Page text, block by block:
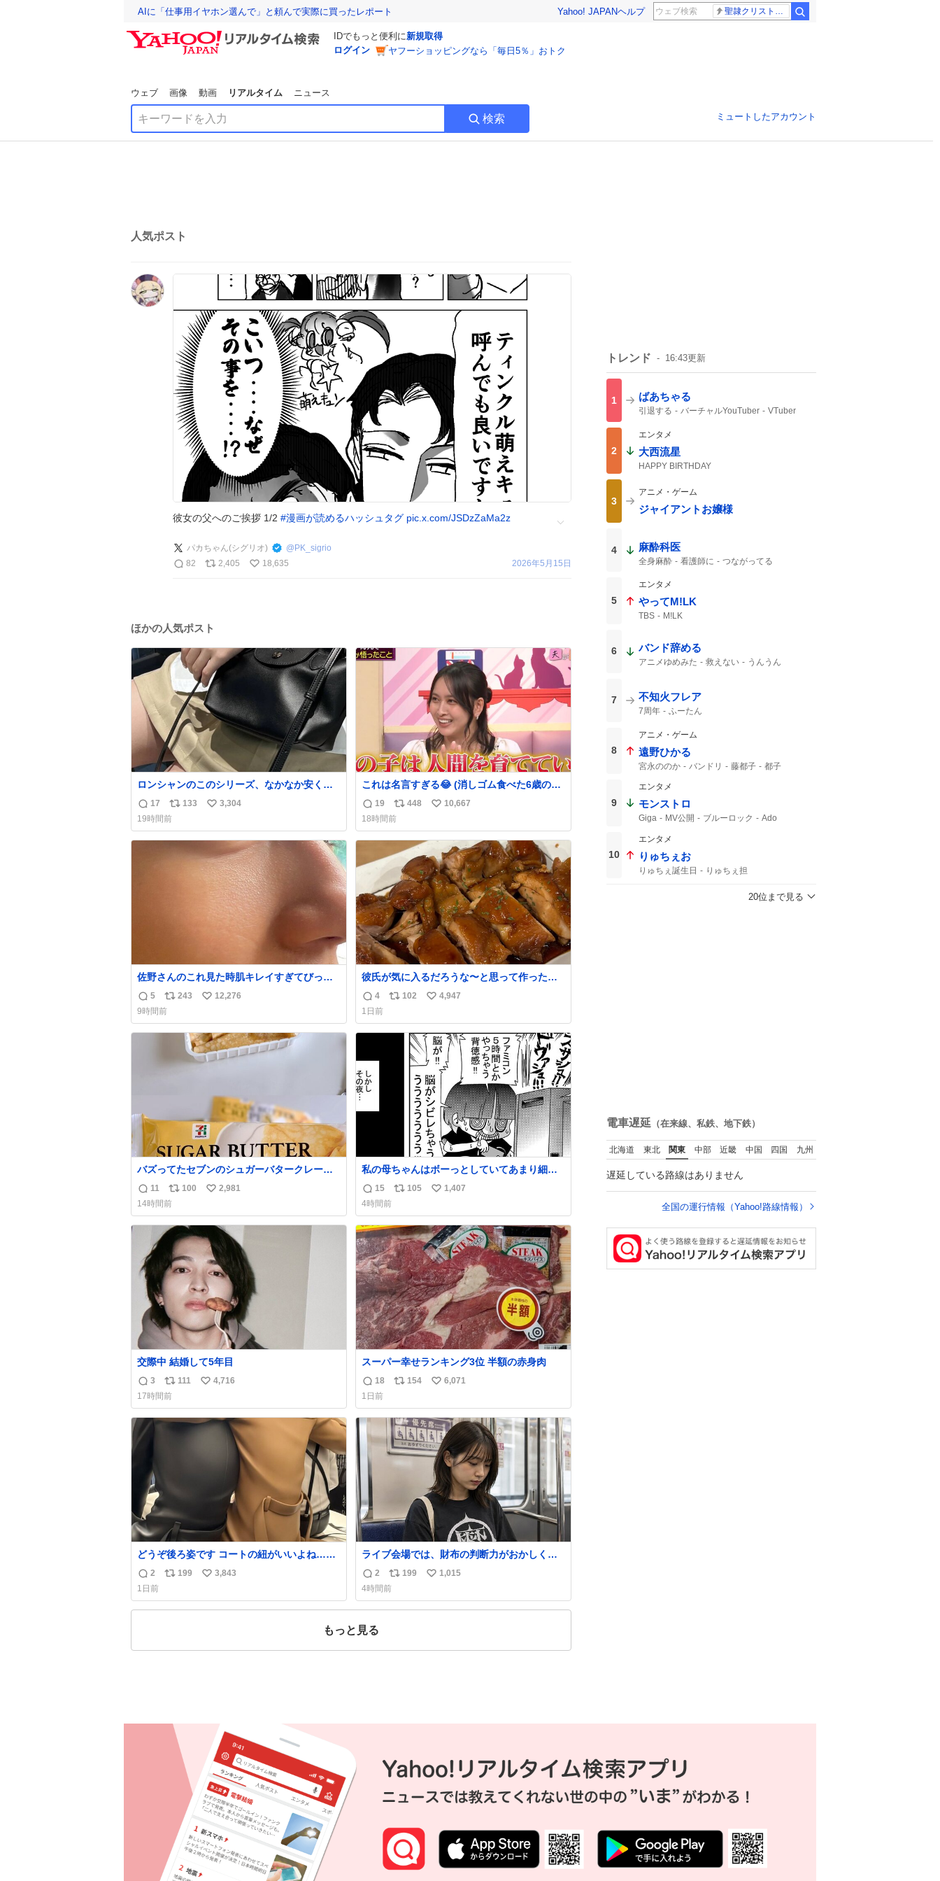
AIに「仕事用イヤホン選んで」と頼んで実際に買ったレポート Yahoo! JAPANヘルプ 聖隷クリストファー高校
IDでもっと便利に新規取得
ログイン
ヤフーショッピングなら「毎日5％」おトク
ウェブ 画像 動画 リアルタイム ニュース
検索 ミュートしたアカウント
人気ポスト
彼女の父へのご挨拶 1/2 #漫画が読めるハッシュタグ pic.x.com/JSDzZaMa2z
パカちゃん(シグリオ) @ PK_sigrio
82
2,405 18,635 2026年5月15日
ほかの人気ポスト
ロンシャンのこのシリーズ、なかなか安くな
らないのにセール価格になってる🖤✨レザー
なのが反則級にかわいい。持ってるだけでコ
ーデが格上げされる。
返
信
数
17
リ
ポ
ス
ト
133
い
ね
数
3,304
19時間前
これは名言すぎる😂 (消しゴム食べた6歳の弟
を思い出しながら)
返
信
数
19
リ
ポ
ス
ト
数
448
い
ね
数
10,667
18時間前
佐野さんのこれ見た時肌キレイすぎてびっく
りしたし、やはりアイドルって体型･肌管理す
ごすぎる
返
信
数
5
リ
ポ
ス
数
243
い
ね
数
12,276
9時間前
彼氏が気に入るだろうな〜と思って作ったら
想像の何倍も美味しい美味しい言ってくれて
嬉しい
返
信
数
4
リ
ス
102
い
ね
数
4,947
1日前
バズってたセブンのシュガーバタークレープ
うますぎて7NOWで買い溜め🛒💭
返
信
数
11
リ
ポ
ス
ト
数
100
い
ね
数
2,981
14時間前
私の母ちゃんはボーっとしていてあまり細か
い事を気にしません。優秀な人の多い現代の
価値観から見ると、あまり優秀な母親ではな
いかもしれません。でも、だからこそ、私は
そういう母親が大好きです。今も昔もすごく
リラックスします。「優秀」と「良い」は別
なんですよね。 1/2
返
信
数
15
リ
ス
ト
数
105
い
ね
数
1,407
4時間前
交際中 結婚して5年目
返
信
数
3
リ
ポ
ス
ト
111
い
ね
数
4,716
17時間前
スーパー幸せランキング3位 半額の赤身肉
返
信
数
18
リ
ス
ト
数
154
い
ね
数
6,071
1日前
どうぞ後ろ姿です コートの紐がいいよね…そ
して腰が細い
返
信
数
2
リ
ス
199
い
ね
3,843
1日前
ライブ会場では、財布の判断力がおかしくな
る。
返
信
数
2
リ
ポ
ス
199
い
ね
1,015
4時間前
もっと見る
トレンド 16:43更新
1 ばあちゃる
引退する バーチャルYouTuber
VTuber
2
エンタメ
大西流星
HAPPY BIRTHDAY
3
アニメ・ゲーム
ジャイアントお嬢様
4 麻酔科医
全身麻酔 看護師に
つながってる
5
エンタメ
やってM!LK
TBS M!LK
6 バンド辞める
アニメゆめみた 救えない うんうん
7 不知火フレア
7周年 ふーたん
8
アニメ・ゲーム
遠野ひかる
宮永ののか バンドリ 藤都子 都子
9
エンタメ
モンストロ
Giga MV公開 ブルーロック
Ado
10
エンタメ
りゅちぇお
りゅちぇ誕生日
りゅちぇ担
20位まで見る
電車遅延 （在来線、私鉄、地下鉄）
北海道 東北 関東 中部 近畿 中国 四国 九州
遅延している路線はありません
全国の運行情報（Yahoo!路線情報）